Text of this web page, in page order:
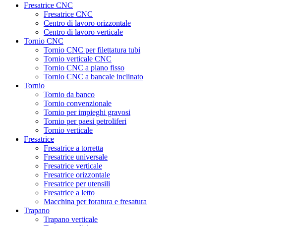
Fresatrice CNC
Fresatrice CNC
Centro di lavoro orizzontale
Centro di lavoro verticale
Tornio CNC
Tornio CNC per filettatura tubi
Tornio verticale CNC
Tornio CNC a piano fisso
Tornio CNC a bancale inclinato
Tornio
Tornio da banco
Tornio convenzionale
Tornio per impieghi gravosi
Tornio per paesi petroliferi
Tornio verticale
Fresatrice
Fresatrice a torretta
Fresatrice universale
Fresatrice verticale
Fresatrice orizzontale
Fresatrice per utensili
Fresatrice a letto
Macchina per foratura e fresatura
Trapano
Trapano verticale